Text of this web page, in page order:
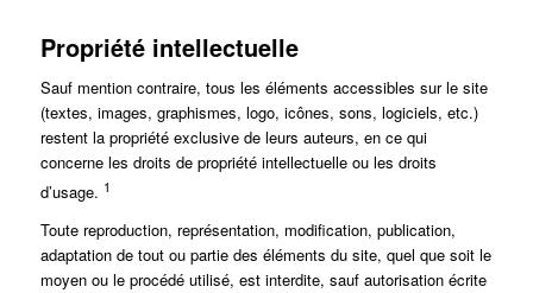
Propriété intellectuelle
Sauf mention contraire, tous les éléments accessibles sur le site
(textes, images, graphismes, logo, icônes, sons, logiciels, etc.)
restent la propriété exclusive de leurs auteurs, en ce qui
concerne les droits de propriété intellectuelle ou les droits
d’usage. 1
Toute reproduction, représentation, modification, publication,
adaptation de tout ou partie des éléments du site, quel que soit le
moyen ou le procédé utilisé, est interdite, sauf autorisation écrite